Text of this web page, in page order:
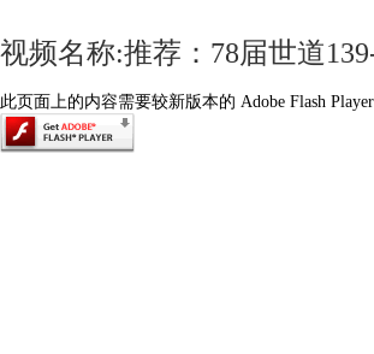
视频名称:推荐：78届世道
此页面上的内容需要较新版本的 Adobe Flash Player